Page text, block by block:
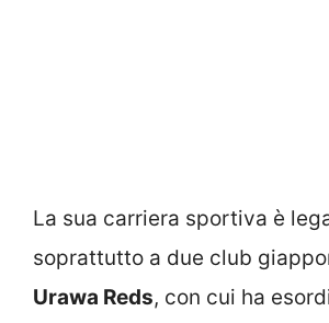
La sua carriera sportiva è
soprattutto a due club
Urawa Reds, con cui ha